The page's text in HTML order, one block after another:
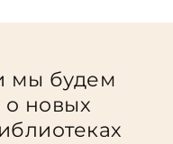
мы будем
о новых